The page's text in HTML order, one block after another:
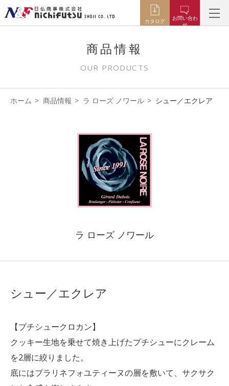
カタログ
お問い合わ
せ
商品情報
OUR PRODUCTS
ホーム 商品情報 ラ ローズ ノワール シュー／エクレア
ラ ローズ ノワール
シュー／エクレア
【プチシュークロカン】
クッキー生地を乗せて焼き上げたプチシューにクレーム
を2層に絞りました。
底にはプラリネフォユティーヌの層を敷いて、サクサク